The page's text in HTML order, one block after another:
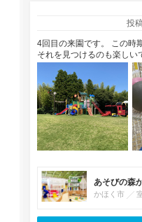
投
4回目の来園です。 この時
それを見つけるのも楽しい
あそびの森
かほく市